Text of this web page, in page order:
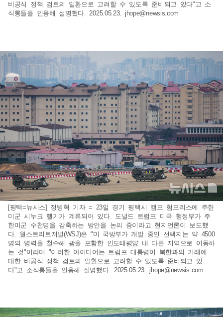
비공식 정책 검토의 일환으로 고려할 수 있도록 준비되고 있다"고 소
식통들을 인용해 설명했다. 2025.05.23. jhope@newsis.com
[평택=뉴시스] 정병혁 기자 = 23일 경기 평택시 캠프 험프리스에 주한
미군 시누크 헬기가 계류되어 있다. 도널드 트럼프 미국 행정부가 주
한미군 수천명을 감축하는 방안을 논의 중이라고 현지언론이 보도했
다. 월스트리트저널(WSJ)은 "미 국방부가 개발 중인 선택지는 약 4500
명의 병력을 철수해 괌을 포함한 인도태평양 내 다른 지역으로 이동하
는 것"이라며 "이러한 아이디어는 트럼프 대통령이 북한과의 거래에
대한 비공식 정책 검토의 일환으로 고려할 수 있도록 준비되고 있
다"고 소식통들을 인용해 설명했다. 2025.05.23. jhope@newsis.com